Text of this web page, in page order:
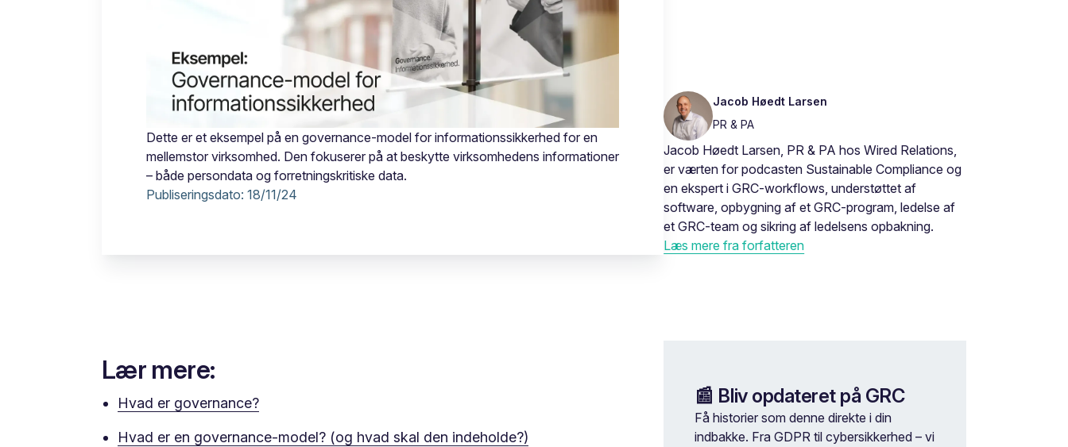
Dette er et eksempel på en governance-model for informationssikkerhed for en
mellemstor virksomhed. Den fokuserer på at beskytte virksomhedens informationer
– både persondata og forretningskritiske data.
Publiseringsdato: 18/11/24
Jacob Høedt Larsen
PR & PA
Jacob Høedt Larsen, PR & PA hos Wired Relations,
er værten for podcasten Sustainable Compliance og
en ekspert i GRC-workflows, understøttet af
software, opbygning af et GRC-program, ledelse af
et GRC-team og sikring af ledelsens opbakning.
Læs mere fra forfatteren
Lær mere:
Hvad er governance?
Hvad er en governance-model? (og hvad skal den indeholde?)
📰 Bliv opdateret på GRC
Få historier som denne direkte i din
indbakke. Fra GDPR til cybersikkerhed – vi